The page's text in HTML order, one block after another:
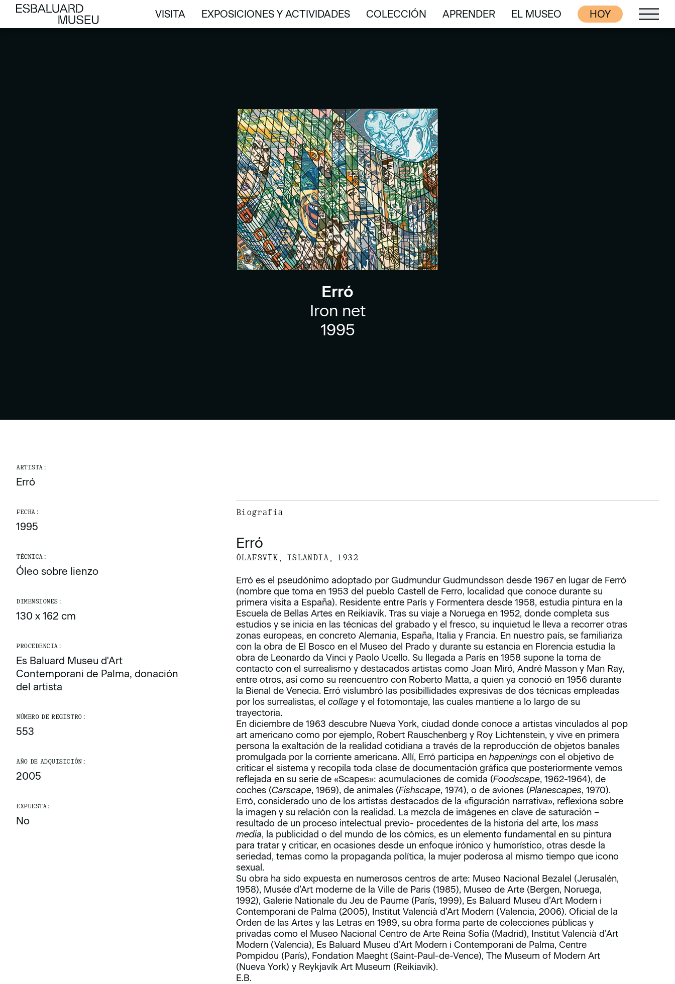
VISITA
VISITA
EXPOSICIONES Y ACTIVIDADES
EXPOSICIONES Y ACTIVIDADES
COLECCIÓN
COLECCIÓN
APRENDER
APRENDER
EL MUSEO
EL MUSEO
HOY
Erró
Iron net
1995
ARTISTA:
Erró
FECHA:
1995
TÉCNICA:
Óleo sobre lienzo
DIMENSIONES:
130 x 162 cm
PROCEDENCIA:
Es Baluard Museu d'Art
Contemporani de Palma, donación
del artista
NÚMERO DE REGISTRO:
553
AÑO DE ADQUISICIÓN:
2005
EXPUESTA:
No
Biografía
Erró
ÓLAFSVÍK, ISLANDIA, 1932
Erró es el pseudónimo adoptado por Gudmundur Gudmundsson desde 1967 en lugar de Ferró
(nombre que toma en 1953 del pueblo Castell de Ferro, localidad que conoce durante su
primera visita a España). Residente entre París y Formentera desde 1958, estudia pintura en la
Escuela de Bellas Artes en Reikiavik. Tras su viaje a Noruega en 1952, donde completa sus
estudios y se inicia en las técnicas del grabado y el fresco, su inquietud le lleva a recorrer otras
zonas europeas, en concreto Alemania, España, Italia y Francia. En nuestro país, se familiariza
con la obra de El Bosco en el Museo del Prado y durante su estancia en Florencia estudia la
obra de Leonardo da Vinci y Paolo Ucello. Su llegada a París en 1958 supone la toma de
contacto con el surrealismo y destacados artistas como Joan Miró, André Masson y Man Ray,
entre otros, así como su reencuentro con Roberto Matta, a quien ya conoció en 1956 durante
la Bienal de Venecia. Erró vislumbró las posibillidades expresivas de dos técnicas empleadas
por los surrealistas, elcollagey el fotomontaje, las cuales mantiene a lo largo de su
trayectoria.
En diciembre de 1963 descubre Nueva York, ciudad donde conoce a artistas vinculados al pop
art americano como por ejemplo, Robert Rauschenberg y Roy Lichtenstein, y vive en primera
persona la exaltación de la realidad cotidiana a través de la reproducción de objetos banales
promulgada por la corriente americana. Allí, Erró participa enhappeningscon el objetivo de
criticar el sistema y recopila toda clase de documentación gráfica que posteriormente vemos
reflejada en su serie de «Scapes»: acumulaciones de comida (Foodscape, 1962-1964), de
coches (Carscape, 1969), de animales (Fishscape, 1974), o de aviones (Planescapes, 1970).
Erró, considerado uno de los artistas destacados de la «figuración narrativa», reflexiona sobre
la imagen y su relación con la realidad. La mezcla de imágenes en clave de saturación –
resultado de un proceso intelectual previo- procedentes de la historia del arte, losmass
media, la publicidad o del mundo de los cómics, es un elemento fundamental en su pintura
para tratar y criticar, en ocasiones desde un enfoque irónico y humorístico, otras desde la
seriedad, temas como la propaganda política, la mujer poderosa al mismo tiempo que icono
sexual.
Su obra ha sido expuesta en numerosos centros de arte: Museo Nacional Bezalel (Jerusalén,
1958), Musée d’Art moderne de la Ville de Paris (1985), Museo de Arte (Bergen, Noruega,
1992), Galerie Nationale du Jeu de Paume (París, 1999), Es Baluard Museu d’Art Modern i
Contemporani de Palma (2005), Institut Valencià d’Art Modern (Valencia, 2006). Oficial de la
Orden de las Artes y las Letras en 1989, su obra forma parte de colecciones públicas y
privadas como el Museo Nacional Centro de Arte Reina Sofía (Madrid), Institut Valencià d’Art
Modern (Valencia), Es Baluard Museu d’Art Modern i Contemporani de Palma, Centre
Pompidou (París), Fondation Maeght (Saint-Paul-de-Vence), The Museum of Modern Art
(Nueva York) y Reykjavík Art Museum (Reikiavik).
E.B.